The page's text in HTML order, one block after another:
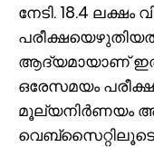
നേടി. 18.4
ആദ്യമായാണ്
ഒരേസമയം
മൂല്യനിർണയം